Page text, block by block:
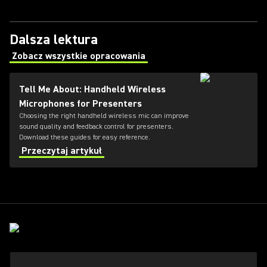
Dalsza lektura
Zobacz wszystkie opracowania
(Opens in a new tab)
Tell Me About: Handheld Wireless
Microphones for Presenters
Choosing the right handheld wireless mic can improve
sound quality and feedback control for presenters.
Download these guides for easy reference.
Przeczytaj artykuł